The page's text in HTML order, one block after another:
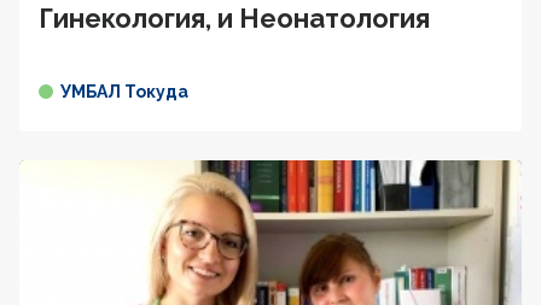
Гинекология, и Неонатология
УМБАЛ Токуда